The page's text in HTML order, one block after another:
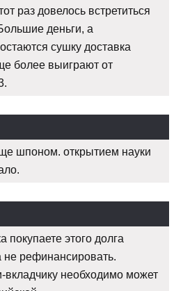
раз довелось встретиться
деньги, а
сушку доставка
более выиграют от
шпоном. открытием науки
покупаете этого долга
не рефинансировать.
вкладчику необходимо может